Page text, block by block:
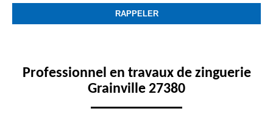
Professionnel en travaux de zinguerie
Grainville 27380